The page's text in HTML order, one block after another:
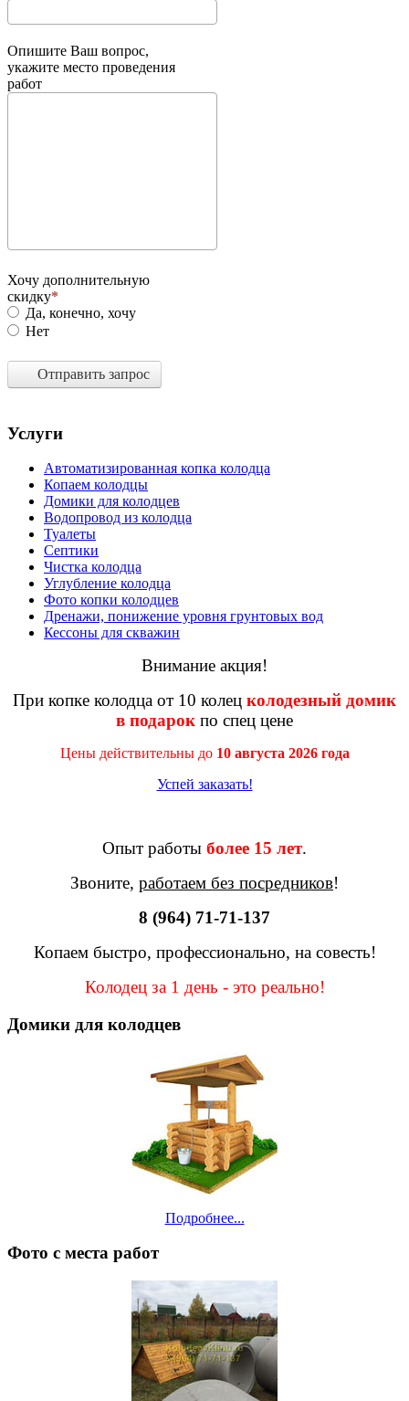
Опишите Ваш вопрос,
укажите место проведения
работ
Хочу дополнительную
скидку
Да, конечно, хочу
Нет
Отправить запрос
Услуги
Автоматизированная копка колодца
Копаем колодцы
Домики для колодцев
Водопровод из колодца
Туалеты
Септики
Чистка колодца
Углубление колодца
Фото копки колодцев
Дренажи, понижение уровня грунтовых вод
Кессоны для скважин
Внимание акция!
При копке колодца от 10 колец колодезный домик
в подарок по спец цене
Цены действительны до 10 августа 2026 года
Успей заказать!
Опыт работы более 15 лет.
Звоните, работаем без посредников!
8 (964) 71-71-137
Копаем быстро, профессионально, на совесть!
Колодец за 1 день - это реально!
Домики для колодцев
Подробнее...
Фото с места работ